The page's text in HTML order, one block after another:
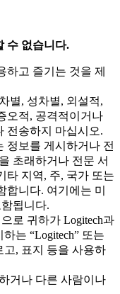
수 없습니다.
하고 즐기는 것을 제
별, 성차별, 외설적,
오적, 공격적이거나
전송하지 마십시오.
정보를 게시하거나 전
초래하거나 전문 서
타 지역, 주, 국가 또는
니다. 여기에는 미
됩니다.
로 귀하가 Logitech과
는 “Logitech” 또는
고, 표지 등을 사용하
거나 다른 사람이나